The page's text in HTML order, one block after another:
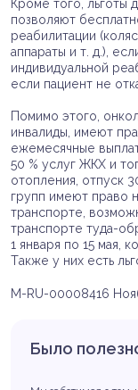
Кроме того, льготы
позволяют
реабилитации
аппараты и т. д.),
индивидуальной
если пациент не
Помимо этого,
инвалиды, имеют
ежемесячные
50 % услуг ЖКХ и
отопления, отпуск
групп имеют право
транспорте,
транспорте туда-
1 января по 15 мая,
Также у них есть
M-RU-00008416
Было